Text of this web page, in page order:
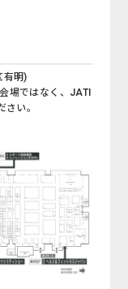
有明)
場ではなく、JATI
い。